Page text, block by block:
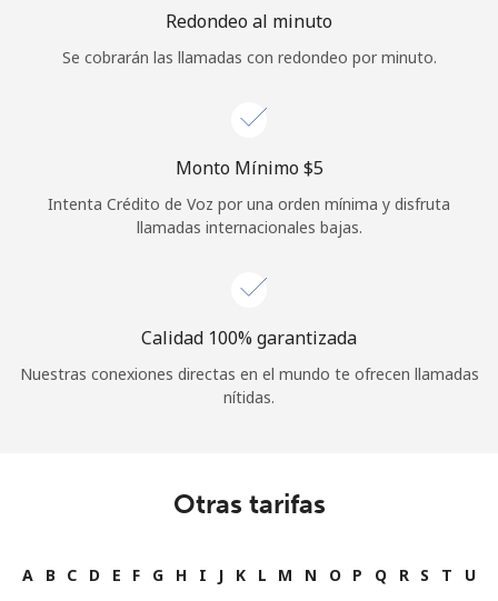
Redondeo al minuto
Se cobrarán las llamadas con redondeo por minuto.
Monto Mínimo ⁦$5⁩
Intenta Crédito de Voz por una orden mínima y disfruta
llamadas internacionales bajas.
Calidad 100% garantizada
Nuestras conexiones directas en el mundo te ofrecen llamadas
nítidas.
Otras tarifas
A B C D E F G H I J K L M N O P Q R S T
U